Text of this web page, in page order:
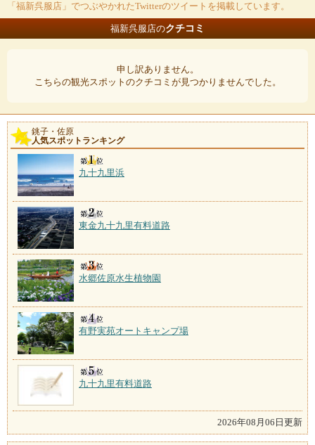
「福新呉服店」でつぶやかれたTwitterのツイートを掲載しています。
福新呉服店のクチコミ
申し訳ありません。
こちらの観光スポットのクチコミが見つかりませんでした。
銚子・佐原
人気スポットランキング
九十九里浜
東金九十九里有料道路
水郷佐原水生植物園
有野実苑オートキャンプ場
九十九里有料道路
2026年08月06日更新